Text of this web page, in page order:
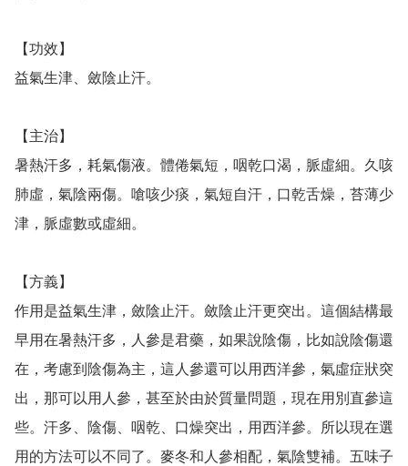
【功效】
益氣生津、斂陰止汗。
【主治】
暑熱汗多，耗氣傷液。體倦氣短，咽乾口渴，脈虛細。久咳
肺虛，氣陰兩傷。嗆咳少痰，氣短自汗，口乾舌燥，苔薄少
津，脈虛數或虛細。
【方義】
作用是益氣生津，斂陰止汗。斂陰止汗更突出。這個結構最
早用在暑熱汗多，人參是君藥，如果說陰傷，比如說陰傷還
在，考慮到陰傷為主，這人參還可以用西洋參，氣虛症狀突
出，那可以用人參，甚至於由於質量問題，現在用別直參這
些。汗多、陰傷、咽乾、口燥突出，用西洋參。所以現在選
用的方法可以不同了。麥冬和人參相配，氣陰雙補。五味子